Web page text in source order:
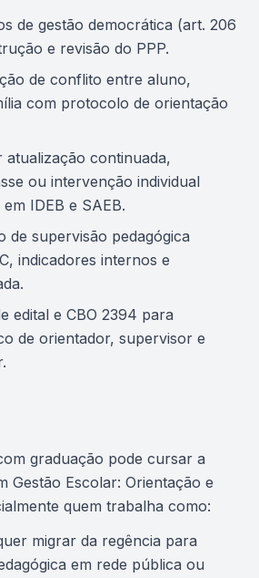
de gestão democrática (art. 206
e revisão do PPP.
de conflito entre aluno,
com protocolo de orientação
atualização continuada,
ou intervenção individual
IDEB e SAEB.
de supervisão pedagógica
indicadores internos e
edital e CBO 2394 para
de orientador, supervisor e
graduação pode cursar a
Gestão Escolar: Orientação e
quem trabalha como:
migrar da regência para
em rede pública ou